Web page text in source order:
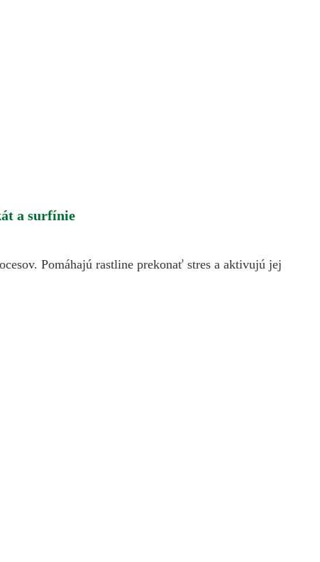
a surfínie
Pomáhajú rastline prekonať stres a aktivujú jej